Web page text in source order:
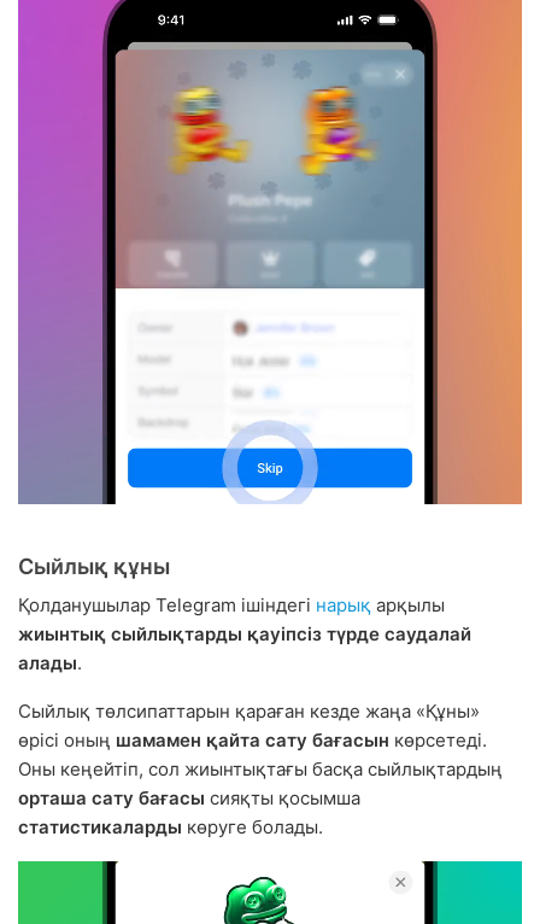
Сыйлық құны
Қолданушылар Telegram ішіндегі нарық арқылы
жиынтық сыйлықтарды қауіпсіз түрде саудалай
алады.
Сыйлық төлсипаттарын қараған кезде жаңа «Құны»
өрісі оның шамамен қайта сату бағасын көрсетеді.
Оны кеңейтіп, сол жиынтықтағы басқа сыйлықтардың
орташа сату бағасы сияқты қосымша
статистикаларды көруге болады.